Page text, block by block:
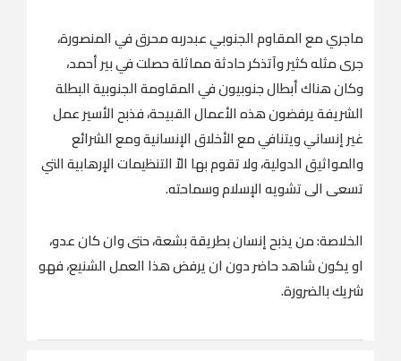
ماجري مع المقاوم الجنوبي عبدربه محرق في المنصورة،
جرى مثله كثير وآتذكر حادثة مماثلة حصلت في بير أحمد،
وكان هناك أبطال جنوبيون في المقاومة الجنوبية البطلة
الشريفة يرفضون هذه الأعمال القبيحة، فذبح الأسير عمل
غير إنساني ويتنافي مع الأخلاق الإنسانية ومع الشرائع
والمواثيق الدولية، ولا تقوم بها الاّ التنظيمات الإرهابية التي
تسعى الى تشويه الإسلام وسماحته.
الخلاصة: من يذبح إنسان بطريقة بشعة، حتى وان كان عدو،
او يكون شاهد حاضر دون ان يرفض هذا العمل الشنيع، فهو
شريك بالضرورة.